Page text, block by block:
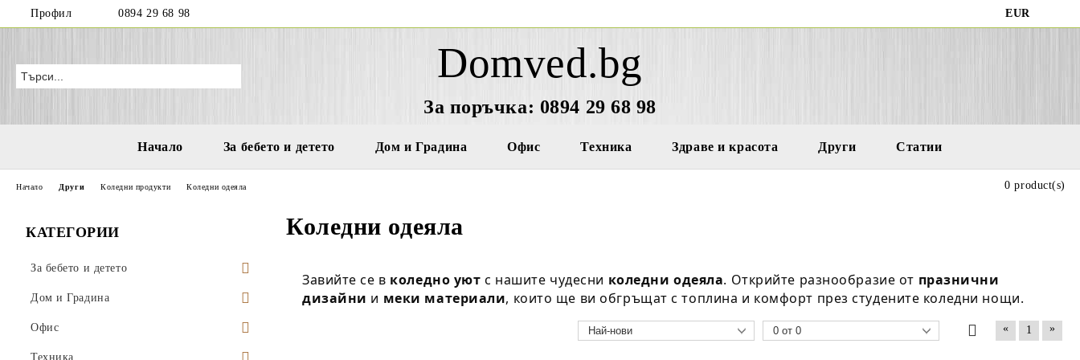
Профил 0894 29 68 98 EUR
Domved.bg
За поръчка: 0894 29 68 98
Начало За бебето и детето Дом и Градина Офис Техника Здраве и красота Други Статии
КАТЕГОРИИ
За бебето и детето
Бутилки и чаши за деца и бебета
Играчки за море и плаж
Водни пистолети
Аксесоари за деца
Дом и Градина
Висящи саксии
Поставки за саксии
Офис
Моливници
Техника
Начало Други Коледни продукти Коледни одеяла
Коледни одеяла
Завийте се в коледно уют с нашите чудесни коледни одеяла. Открийте разнообразие от празнични
дизайни и меки материали, които ще ви обгръщат с топлина и комфорт през студените коледни нощи.
0 product(s)
« 1 »